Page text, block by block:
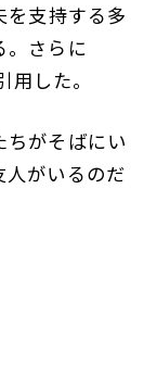
を支持する多
。さらに
した。
ちがそばにい
人がいるのだ